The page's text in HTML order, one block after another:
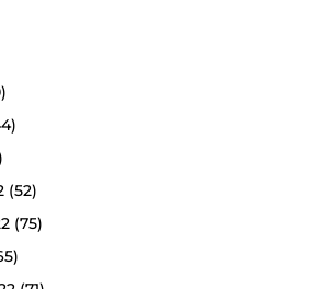
(52)
(75)